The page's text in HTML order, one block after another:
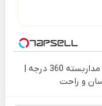
دوربین مداربسته 360 درجه |
و راحت